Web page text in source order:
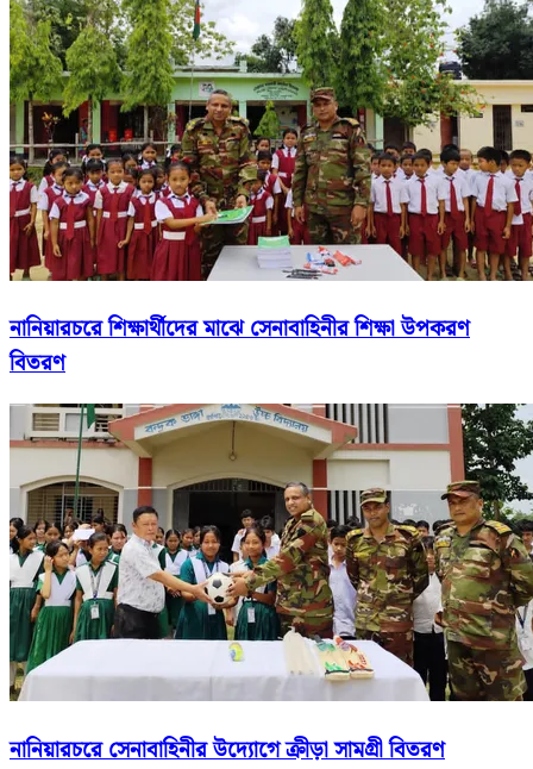
নানিয়ারচরে শিক্ষার্থীদের মাঝে সেনাবাহিনীর শিক্ষা উপকরণ
বিতরণ
নানিয়ারচরে সেনাবাহিনীর উদ্যোগে ক্রীড়া সামগ্রী বিতরণ